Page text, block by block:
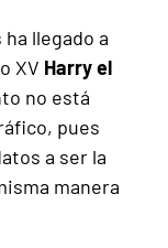
ha llegado a
XV Harry el
no está
pues
a ser la
manera